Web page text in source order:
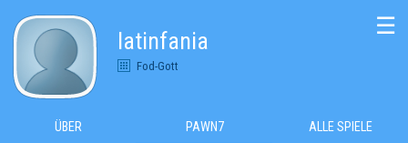
latinfania
Fod-Gott
☰
ÜBER PAWN7 ALLE SPIELE